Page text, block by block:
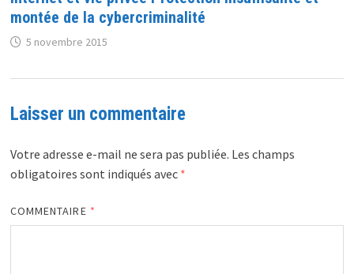
montée de la cybercriminalité
5 novembre 2015
Laisser un commentaire
Votre adresse e-mail ne sera pas publiée. Les champs
obligatoires sont indiqués avec *
COMMENTAIRE *